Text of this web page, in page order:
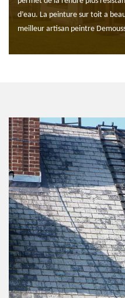
d’eau. La peinture sur toit a
meilleur artisan peintre